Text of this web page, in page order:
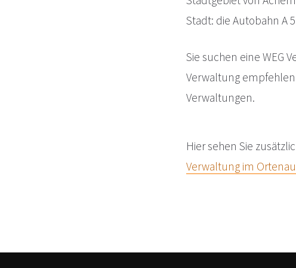
Stadt: die Autobahn A
Sie suchen eine WEG
Verwaltung
Verwaltungen.
Hier sehen Sie
Verwaltung im